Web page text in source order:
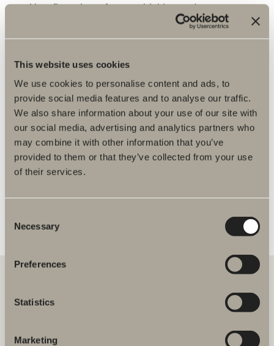
This website uses cookies
We use cookies to personalise content and ads, to
provide social media features and to analyse our traffic.
We also share information about your use of our site with
our social media, advertising and analytics partners who
may combine it with other information that you’ve
provided to them or that they’ve collected from your use
of their services.
Selection
Necessary
Preferences
Statistics
Marketing
Hvor finner jeg referanseobjekter med
Hvor kan jeg finne monteringsanvisninger?
Hvor lang leveringstid er det på deres produkter?
Hvordan finner jeg informasjon til boligpermen?
Hvordan kommer jeg i kontakt med Svedbergs
Pro?
Hvordan legger jeg inn en ordre?
Kan dere hjelpe meg å visualisere badet til mitt
prosjekt?
Kan dere oppfylle prosjektspesifikke ønsker om
Å samarbeide med Svedbergs er trygt, smidig og bærekraftig.